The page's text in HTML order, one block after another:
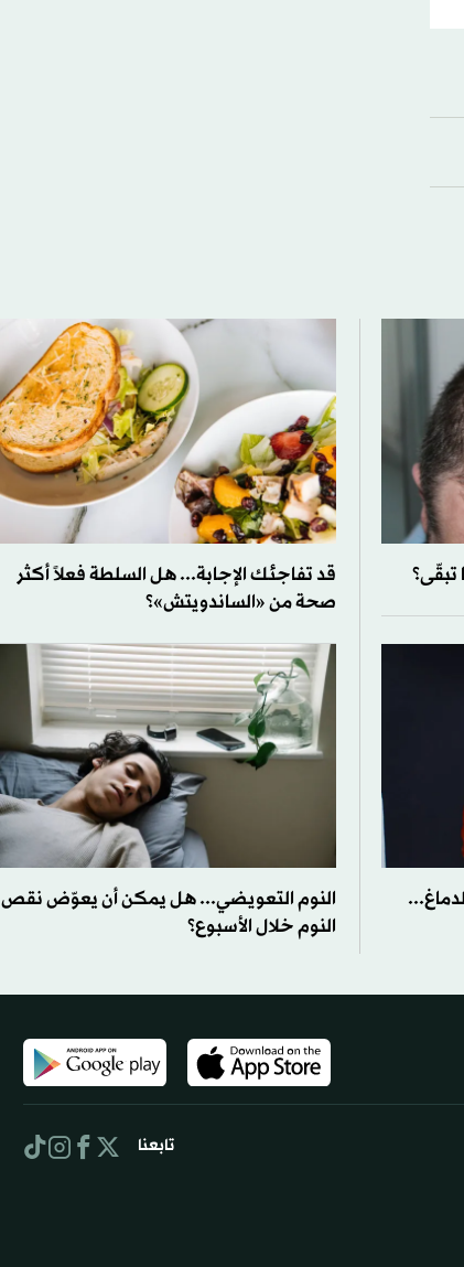
تبقّى؟
قد تفاجئك الإجابة... هل السلطة فعلاً أكثر
صحة من «الساندويتش»؟
النوم التعويضي... هل يمكن أن يعوّض نقص
النوم خلال الأسبوع؟
تابعنا